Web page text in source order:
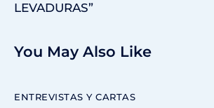
LEVADURAS”
You May Also Like
ENTREVISTAS Y CARTAS